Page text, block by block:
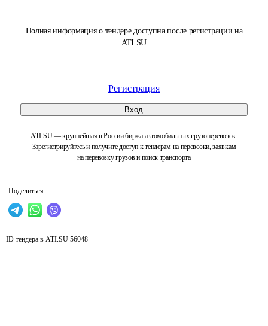
Полная информация о тендере доступна после регистрации на
ATI.SU
Регистрация
Вход
ATI.SU — крупнейшая в России биржа автомобильных грузоперевозок.
Зарегистрируйтесь и получите доступ к тендерам на перевозки, заявкам
на перевозку грузов и поиск транспорта
Поделиться
ID тендера в ATI.SU 56048